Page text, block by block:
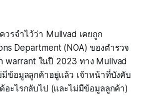
รจำไว้ว่า Mullvad เคยถูก
Department (NOA) ของตำรวจ
warrant ในปี 2023 ทาง Mullvad
มีข้อมูลลูกค้าอยู่แล้ว เจ้าหน้าที่บังคับ
อะไรกลับไป (และไม่มีข้อมูลลูกค้า)